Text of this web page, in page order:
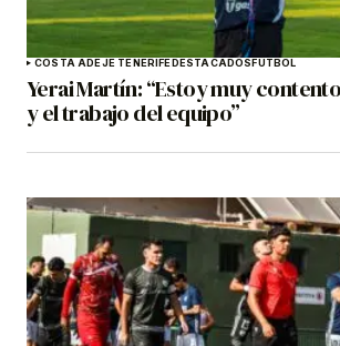
COSTA ADEJE TENERIFEDESTACADOSFÚTBOL
Yerai Martín: “Estoy muy
y el trabajo del equipo”